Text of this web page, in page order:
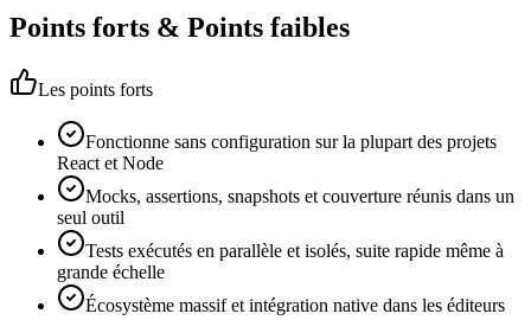
Points forts & Points faibles
Les points forts
Fonctionne sans configuration sur la plupart des projets
React et Node
Mocks, assertions, snapshots et couverture réunis dans un
seul outil
Tests exécutés en parallèle et isolés, suite rapide même à
grande échelle
Écosystème massif et intégration native dans les éditeurs